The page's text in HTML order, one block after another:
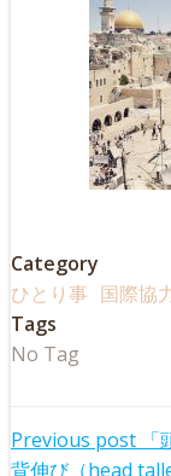
Category
ひとり事 国際協
Tags
No Tag
Post
Previous post
背伸び（head